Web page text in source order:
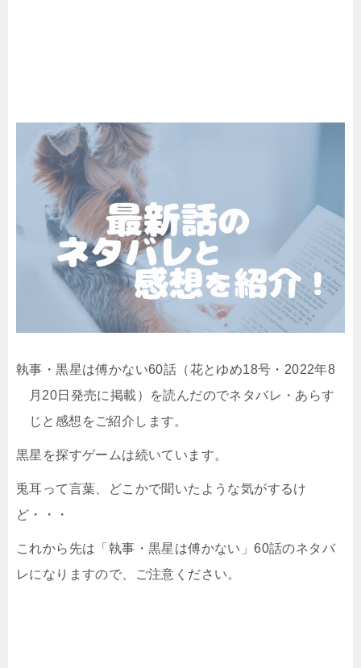
執事・黒星は傅かない60話（花とゆめ18号・2022年8
月20日発売に掲載）を読んだのでネタバレ・あらす
じと感想をご紹介します。
黒星を探すゲームは続いています。
兎耳って言葉、どこかで聞いたような気がするけ
ど・・・
これから先は「執事・黒星は傅かない」60話のネタバ
レになりますので、ご注意ください。